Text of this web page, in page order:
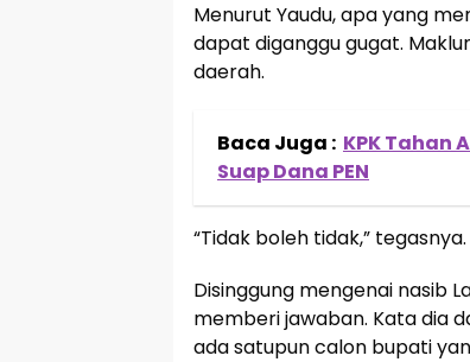
Menurut Yaudu, apa yang
dapat diganggu gugat.
daerah.
Baca Juga : KPK Tahan
Suap Dana PEN
“Tidak boleh tidak,” tegasnya.
Disinggung mengenai nasib
memberi jawaban. Kata dia
ada satupun calon bupati